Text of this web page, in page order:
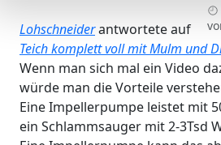
Lohschneiderantwortete auf
Teich komplett voll mit Mulm und
Wenn man sich mal ein Video
würde man die Vorteile
Eine Impellerpumpe leistet mit
ein Schlammsauger mit 2-3Tsd